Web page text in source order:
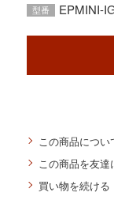
型番 EPMINI-
この商品につ
この商品を友達
買い物を続ける